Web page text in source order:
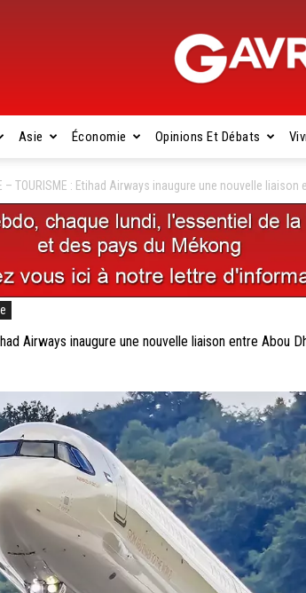
Asie Économie Opinions Et Débats
– TOURISME : Etihad Airways inaugure une nouvelle liaison
Airways inaugure une nouvelle liaison entre Abou